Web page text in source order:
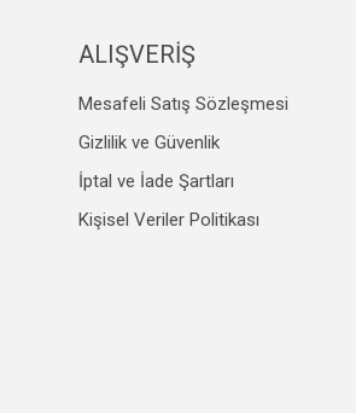
ALIŞVERİŞ
Mesafeli Satış Sözleşmesi
Gizlilik ve Güvenlik
İptal ve İade Şartları
Kişisel Veriler Politikası